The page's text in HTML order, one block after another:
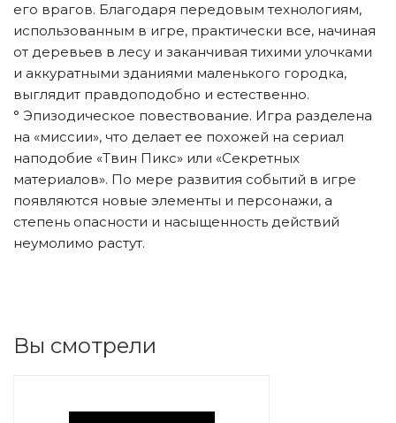
его врагов. Благодаря передовым технологиям,
использованным в игре, практически все, начиная
от деревьев в лесу и заканчивая тихими улочками
и аккуратными зданиями маленького городка,
выглядит правдоподобно и естественно.
° Эпизодическое повествование. Игра разделена
на «миссии», что делает ее похожей на сериал
наподобие «Твин Пикс» или «Секретных
материалов». По мере развития событий в игре
появляются новые элементы и персонажи, а
степень опасности и насыщенность действий
неумолимо растут.
Вы смотрели